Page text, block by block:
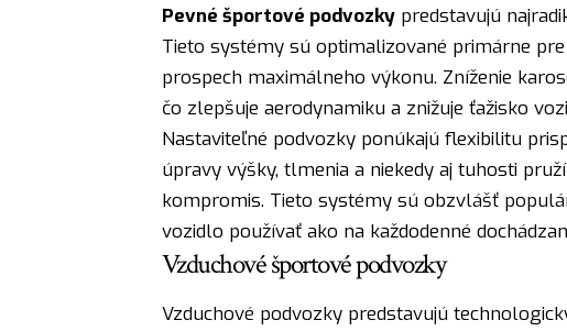
Pevné športové podvozkypredstavujú
Tieto systémy sú optimalizované primárne
prospech maximálneho výkonu. Zníženie
čo zlepšuje aerodynamiku a znižuje ťažisko
Nastaviteľné podvozky ponúkajú flexibilitu
úpravy výšky, tlmenia a niekedy aj tuhosti
kompromis. Tieto systémy sú obzvlášť
vozidlo používať ako na každodenné
Vzduchové športové podvozky
Vzduchové podvozky predstavujú